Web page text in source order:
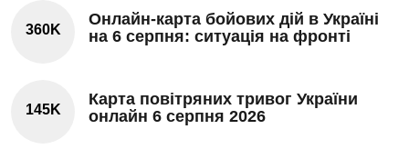
360K
Онлайн-карта бойових дій в Україні
на 6 серпня: ситуація на фронті
145K
Карта повітряних тривог України
онлайн 6 серпня 2026